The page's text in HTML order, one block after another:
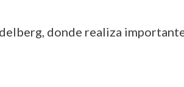
donde realiza